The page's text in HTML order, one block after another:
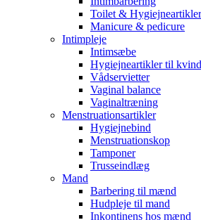
Toilet & Hygiejneartikler
Manicure & pedicure
Intimpleje
Intimsæbe
Hygiejneartikler til
Vådservietter
Vaginal balance
Vaginaltræning
Menstruationsartikler
Hygiejnebind
Menstruationskop
Tamponer
Trusseindlæg
Mand
Barbering til mænd
Hudpleje til mand
Inkontinens hos mænd